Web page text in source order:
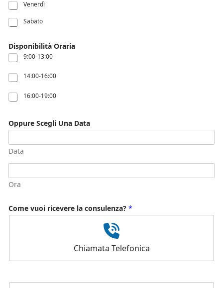
Venerdì
Sabato
Disponibilità Oraria
9:00-13:00
14:00-16:00
16:00-19:00
Oppure Scegli Una Data
Data
Ora
Come vuoi ricevere la consulenza? *
Chiamata Telefonica